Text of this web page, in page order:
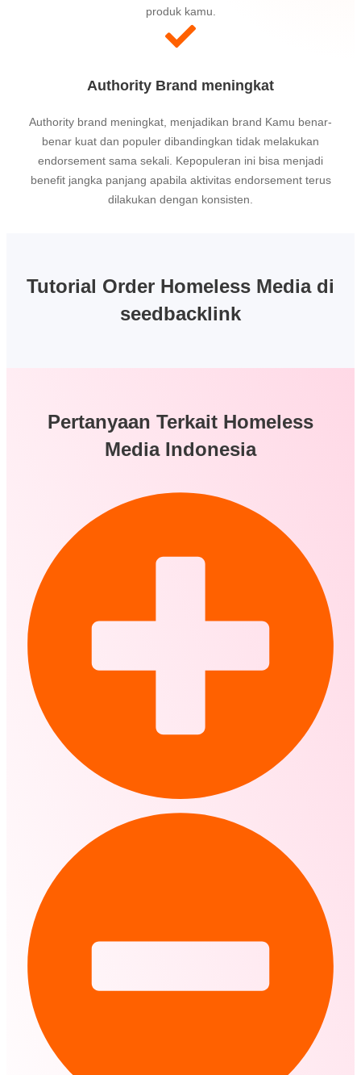
produk kamu.
Authority Brand meningkat
Authority brand meningkat, menjadikan brand Kamu benar-
benar kuat dan populer dibandingkan tidak melakukan
endorsement sama sekali. Kepopuleran ini bisa menjadi
benefit jangka panjang apabila aktivitas endorsement terus
dilakukan dengan konsisten.
Tutorial Order Homeless Media di
seedbacklink
Pertanyaan Terkait Homeless
Media Indonesia